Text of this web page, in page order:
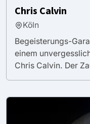
Chris Calvin
Köln
Begeisterungs-
einem
Chris Calvin. Der